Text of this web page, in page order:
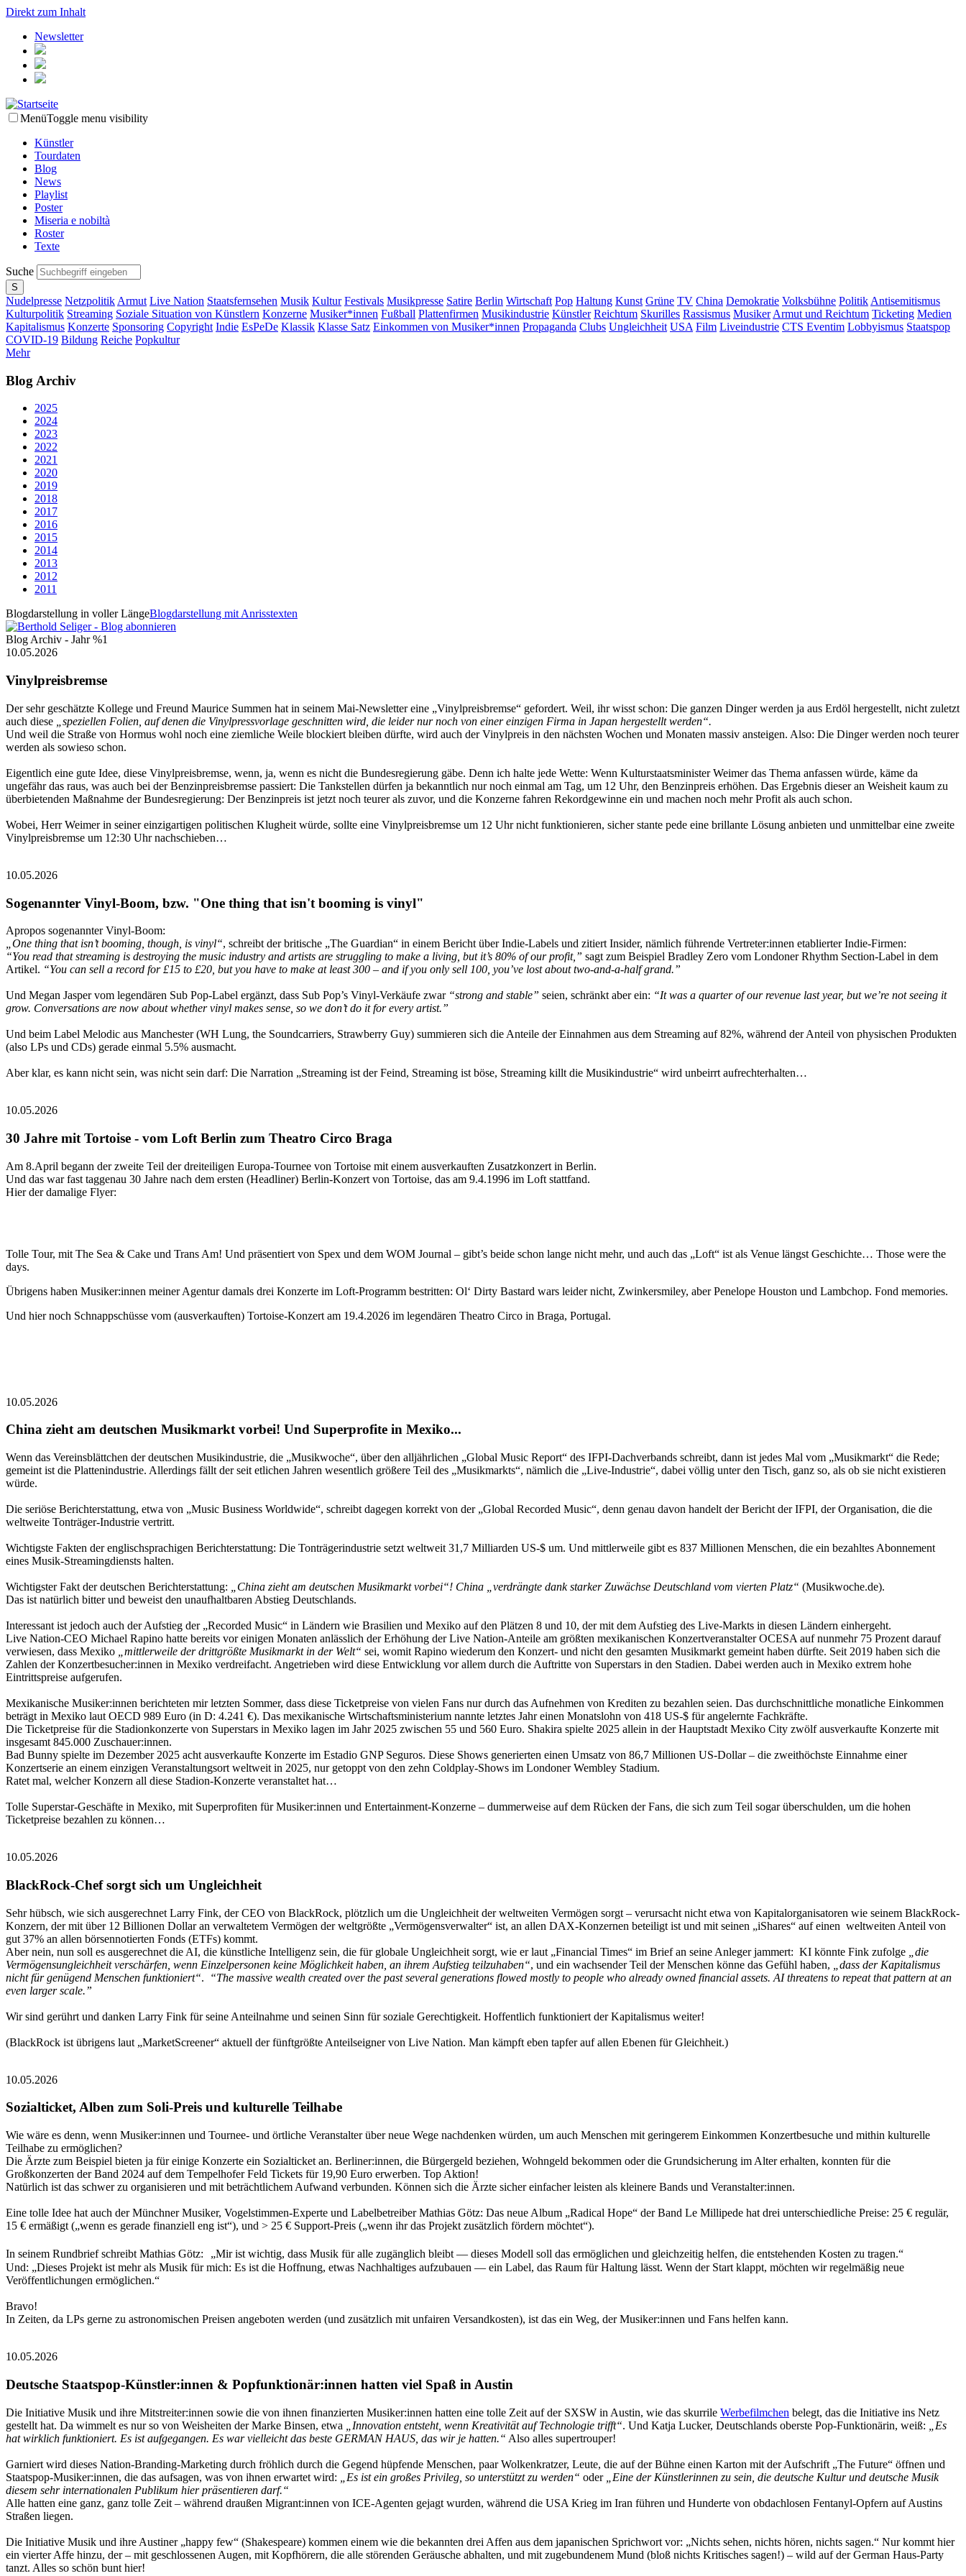
Direkt zum Inhalt
Newsletter
MenüToggle menu visibility
Künstler
Tourdaten
Blog
News
Playlist
Poster
Miseria e nobiltà
Roster
Texte
Suche
Nudelpresse Netzpolitik Armut Live Nation Staatsfernsehen Musik Kultur Festivals Musikpresse Satire Berlin Wirtschaft Pop Haltung Kunst Grüne TV China Demokratie Volksbühne Politik Antisemitismus
Kulturpolitik Streaming Soziale Situation von Künstlern Konzerne Musiker*innen Fußball Plattenfirmen Musikindustrie Künstler Reichtum Skurilles Rassismus Musiker Armut und Reichtum Ticketing Medien
Kapitalismus Konzerte Sponsoring Copyright Indie EsPeDe Klassik Klasse Satz Einkommen von Musiker*innen Propaganda Clubs Ungleichheit USA Film Liveindustrie CTS Eventim Lobbyismus Staatspop
COVID-19 Bildung Reiche Popkultur
Mehr
Blog Archiv
2025
2024
2023
2022
2021
2020
2019
2018
2017
2016
2015
2014
2013
2012
2011
Blogdarstellung in voller LängeBlogdarstellung mit Anrisstexten
Blog Archiv - Jahr %1
10.05.2026
Vinylpreisbremse
Der sehr geschätzte Kollege und Freund Maurice Summen hat in seinem Mai-Newsletter eine „Vinylpreisbremse“ gefordert. Weil, ihr wisst schon: Die ganzen Dinger werden ja aus Erdöl hergestellt, nicht zuletzt
auch diese
„speziellen Folien, auf denen die Vinylpressvorlage geschnitten wird, die leider nur noch von einer einzigen Firma in Japan hergestellt werden“.
Und weil die Straße von Hormus wohl noch eine ziemliche Weile blockiert bleiben dürfte, wird auch der Vinylpreis in den nächsten Wochen und Monaten massiv ansteigen. Also: Die Dinger werden noch teurer
werden als sowieso schon.
Eigentlich eine gute Idee, diese Vinylpreisbremse, wenn, ja, wenn es nicht die Bundesregierung gäbe. Denn ich halte jede Wette: Wenn Kulturstaatsminister Weimer das Thema anfassen würde, käme da
ungefähr das raus, was auch bei der Benzinpreisbremse passiert: Die Tankstellen dürfen ja bekanntlich nur noch einmal am Tag, um 12 Uhr, den Benzinpreis erhöhen. Das Ergebnis dieser an Weisheit kaum zu
überbietenden Maßnahme der Bundesregierung: Der Benzinpreis ist jetzt noch teurer als zuvor, und die Konzerne fahren Rekordgewinne ein und machen noch mehr Profit als auch schon.
Wobei, Herr Weimer in seiner einzigartigen politischen Klugheit würde, sollte eine Vinylpreisbremse um 12 Uhr nicht funktionieren, sicher stante pede eine brillante Lösung anbieten und unmittelbar eine zweite
Vinylpreisbremse um 12:30 Uhr nachschieben…
10.05.2026
Sogenannter Vinyl-Boom, bzw. "One thing that isn't booming is vinyl"
Apropos sogenannter Vinyl-Boom:
„One thing that isn’t booming, though, is vinyl“, schreibt der britische „The Guardian“ in einem Bericht über Indie-Labels und zitiert Insider, nämlich führende Vertreter:innen etablierter Indie-Firmen:
“You read that stream­ing is des­troy­ing the music industry and artists are strug­gling to make a liv­ing, but it’s 80% of our profit,” sagt zum Beispiel Bradley Zero vom Londoner Rhythm Section-Label in dem
Artikel. “You can sell a record for £15 to £20, but you have to make at least 300 – and if you only sell 100, you’ve lost about two-and-a-half grand.”
Und Megan Jasper vom legendären Sub Pop-Label ergänzt, dass Sub Pop’s Vinyl-Verkäufe zwar “strong and stable” seien, schränkt aber ein: “It was a quarter of our rev­enue last year, but we’re not see­ing it
grow. Con­ver­sa­tions are now about whether vinyl makes sense, so we don’t do it for every artist.”
Und beim Label Melodic aus Manchester (WH Lung, the Sound­car­ri­ers, Straw­berry Guy) summieren sich die Anteile der Einnahmen aus dem Streaming auf 82%, während der Anteil von physischen Produkten
(also LPs und CDs) gerade einmal 5.5% ausmacht.
Aber klar, es kann nicht sein, was nicht sein darf: Die Narration „Streaming ist der Feind, Streaming ist böse, Streaming killt die Musikindustrie“ wird unbeirrt aufrechterhalten…
10.05.2026
30 Jahre mit Tortoise - vom Loft Berlin zum Theatro Circo Braga
Am 8.April begann der zweite Teil der dreiteiligen Europa-Tournee von Tortoise mit einem ausverkauften Zusatzkonzert in Berlin.
Und das war fast taggenau 30 Jahre nach dem ersten (Headliner) Berlin-Konzert von Tortoise, das am 9.4.1996 im Loft stattfand.
Hier der damalige Flyer:
Tolle Tour, mit The Sea & Cake und Trans Am! Und präsentiert von Spex und dem WOM Journal – gibt’s beide schon lange nicht mehr, und auch das „Loft“ ist als Venue längst Geschichte… Those were the
days.
Übrigens haben Musiker:innen meiner Agentur damals drei Konzerte im Loft-Programm bestritten: Ol‘ Dirty Bastard wars leider nicht, Zwinkersmiley, aber Penelope Houston und Lambchop. Fond memories.
Und hier noch Schnappschüsse vom (ausverkauften) Tortoise-Konzert am 19.4.2026 im legendären Theatro Circo in Braga, Portugal.
10.05.2026
China zieht am deutschen Musikmarkt vorbei! Und Superprofite in Mexiko...
Wenn das Vereinsblättchen der deutschen Musikindustrie, die „Musikwoche“, über den alljährlichen „Global Music Report“ des IFPI-Dachverbands schreibt, dann ist jedes Mal vom „Musikmarkt“ die Rede;
gemeint ist die Plattenindustrie. Allerdings fällt der seit etlichen Jahren wesentlich größere Teil des „Musikmarkts“, nämlich die „Live-Industrie“, dabei völlig unter den Tisch, ganz so, als ob sie nicht existieren
würde.
Die seriöse Berichterstattung, etwa von „Music Business Worldwide“, schreibt dagegen korrekt von der „Global Recorded Music“, denn genau davon handelt der Bericht der IFPI, der Organisation, die die
weltweite Tonträger-Industrie vertritt.
Wichtigste Fakten der englischsprachigen Berichterstattung: Die Tonträgerindustrie setzt weltweit 31,7 Milliarden US-$ um. Und mittlerweile gibt es 837 Millionen Menschen, die ein bezahltes Abonnement
eines Musik-Streamingdiensts halten.
Wichtigster Fakt der deutschen Berichterstattung: „China zieht am deutschen Musikmarkt vorbei“! China „verdrängte dank starker Zuwächse Deutschland vom vierten Platz“ (Musikwoche.de).
Das ist natürlich bitter und beweist den unaufhaltbaren Abstieg Deutschlands.
Interessant ist jedoch auch der Aufstieg der „Recorded Music“ in Ländern wie Brasilien und Mexiko auf den Plätzen 8 und 10, der mit dem Aufstieg des Live-Markts in diesen Ländern einhergeht.
Live Nation-CEO Michael Rapino hatte bereits vor einigen Monaten anlässlich der Erhöhung der Live Nation-Anteile am größten mexikanischen Konzertveranstalter OCESA auf nunmehr 75 Prozent darauf
verwiesen, dass Mexiko
„mittlerweile der drittgrößte Musikmarkt in der Welt“ sei, womit Rapino wiederum den Konzert- und nicht den gesamten Musikmarkt gemeint haben dürfte. Seit 2019 haben sich die
Zahlen der Konzertbesucher:innen in Mexiko verdreifacht. Angetrieben wird diese Entwicklung vor allem durch die Auftritte von Superstars in den Stadien. Dabei werden auch in Mexiko extrem hohe
Eintrittspreise aufgerufen.
Mexikanische Musiker:innen berichteten mir letzten Sommer, dass diese Ticketpreise von vielen Fans nur durch das Aufnehmen von Krediten zu bezahlen seien. Das durchschnittliche monatliche Einkommen
beträgt in Mexiko laut OECD 989 Euro (in D: 4.241 €). Das mexikanische Wirtschaftsministerium nannte letztes Jahr einen Monatslohn von 418 US-$ für angelernte Fachkräfte.
Die Ticketpreise für die Stadionkonzerte von Superstars in Mexiko lagen im Jahr 2025 zwischen 55 und 560 Euro. Shakira spielte 2025 allein in der Hauptstadt Mexiko City zwölf ausverkaufte Konzerte mit
insgesamt 845.000 Zuschauer:innen.
Bad Bunny spielte im Dezember 2025 acht ausverkaufte Konzerte im Estadio GNP Seguros. Diese Shows generierten einen Umsatz von 86,7 Millionen US-Dollar – die zweithöchste Einnahme einer
Konzertserie an einem einzigen Veranstaltungsort weltweit in 2025, nur getoppt von den zehn Coldplay-Shows im Londoner Wembley Stadium.
Ratet mal, welcher Konzern all diese Stadion-Konzerte veranstaltet hat…
Tolle Superstar-Geschäfte in Mexiko, mit Superprofiten für Musiker:innen und Entertainment-Konzerne – dummerweise auf dem Rücken der Fans, die sich zum Teil sogar überschulden, um die hohen
Ticketpreise bezahlen zu können…
10.05.2026
BlackRock-Chef sorgt sich um Ungleichheit
Sehr hübsch, wie sich ausgerechnet Larry Fink, der CEO von BlackRock, plötzlich um die Ungleichheit der weltweiten Vermögen sorgt – verursacht nicht etwa von Kapitalorganisatoren wie seinem BlackRock-
Konzern, der mit über 12 Billionen Dollar an verwaltetem Vermögen der weltgrößte „Vermögensverwalter“ ist, an allen DAX-Konzernen beteiligt ist und mit seinen „iShares“ auf einen weltweiten Anteil von
gut 37% an allen börsennotierten Fonds (ETFs) kommt.
Aber nein, nun soll es ausgerechnet die AI, die künstliche Intelligenz sein, die für globale Ungleichheit sorgt, wie er laut „Financial Times“ im Brief an seine Anleger jammert: KI könnte Fink zufolge
„die
Vermögensungleichheit verschärfen, wenn Einzelpersonen keine Möglichkeit haben, an ihrem Aufstieg teilzuhaben“, und ein wachsender Teil der Menschen könne das Gefühl haben,
„dass der Kapitalismus
nicht für genügend Menschen funktioniert“.
“The massive wealth created over the past several generations flowed mostly to people who already owned financial assets. AI threatens to repeat that pattern at an
even larger scale.”
Wir sind gerührt und danken Larry Fink für seine Anteilnahme und seinen Sinn für soziale Gerechtigkeit. Hoffentlich funktioniert der Kapitalismus weiter!
(BlackRock ist übrigens laut „MarketScreener“ aktuell der fünftgrößte Anteilseigner von Live Nation. Man kämpft eben tapfer auf allen Ebenen für Gleichheit.)
10.05.2026
Sozialticket, Alben zum Soli-Preis und kulturelle Teilhabe
Wie wäre es denn, wenn Musiker:innen und Tournee- und örtliche Veranstalter über neue Wege nachdenken würden, um auch Menschen mit geringerem Einkommen Konzertbesuche und mithin kulturelle
Teilhabe zu ermöglichen?
Die Ärzte zum Beispiel bieten ja für einige Konzerte ein Sozialticket an. Berliner:innen, die Bürgergeld beziehen, Wohngeld bekommen oder die Grundsicherung im Alter erhalten, konnten für die
Großkonzerten der Band 2024 auf dem Tempelhofer Feld Tickets für 19,90 Euro erwerben. Top Aktion!
Natürlich ist das schwer zu organisieren und mit beträchtlichem Aufwand verbunden. Können sich die Ärzte sicher einfacher leisten als kleinere Bands und Veranstalter:innen.
Eine tolle Idee hat auch der Münchner Musiker, Vogelstimmen-Experte und Labelbetreiber Mathias Götz: Das neue Album „Radical Hope“ der Band Le Millipede hat drei unterschiedliche Preise: 25 € regulär,
15 € ermäßigt („wenn es gerade finanziell eng ist“), und > 25 € Support-Preis („wenn ihr das Projekt zusätzlich fördern möchtet“).
In seinem Rundbrief schreibt Mathias Götz: „Mir ist wichtig, dass Musik für alle zugänglich bleibt — dieses Modell soll das ermöglichen und gleichzeitig helfen, die entstehenden Kosten zu tragen.“
Und: „Dieses Projekt ist mehr als Musik für mich: Es ist die Hoffnung, etwas Nachhaltiges aufzubauen — ein Label, das Raum für Haltung lässt. Wenn der Start klappt, möchten wir regelmäßig neue
Veröffentlichungen ermöglichen.“
Bravo!
In Zeiten, da LPs gerne zu astronomischen Preisen angeboten werden (und zusätzlich mit unfairen Versandkosten), ist das ein Weg, der Musiker:innen und Fans helfen kann.
10.05.2026
Deutsche Staatspop-Künstler:innen & Popfunktionär:innen hatten viel Spaß in Austin
Die Initiative Musik und ihre Mitstreiter:innen sowie die von ihnen finanzierten Musiker:innen hatten eine tolle Zeit auf der SXSW in Austin, wie das skurrile Werbefilmchen belegt, das die Initiative ins Netz
gestellt hat. Da wimmelt es nur so von Weisheiten der Marke Binsen, etwa
„Innovation entsteht, wenn Kreativität auf Technologie trifft“. Und Katja Lucker, Deutschlands oberste Pop-Funktionärin, weiß:
„Es
hat wirklich funktioniert. Es ist aufgegangen. Es war vielleicht das beste GERMAN HAUS, das wir je hatten.“ Also alles supertrouper!
Garniert wird dieses Nation-Branding-Marketing durch fröhlich durch die Gegend hüpfende Menschen, paar Wolkenkratzer, Leute, die auf der Bühne einen Karton mit der Aufschrift „The Future“ öffnen und
Staatspop-Musiker:innen, die das aufsagen, was von ihnen erwartet wird:
„Es ist ein großes Privileg, so unterstützt zu werden“ oder
„Eine der Künstlerinnen zu sein, die deutsche Kultur und deutsche Musik
diesem sehr internationalen Publikum hier präsentieren darf.“
Alle hatten eine ganz, ganz tolle Zeit – während draußen Migrant:innen von ICE-Agenten gejagt wurden, während die USA Krieg im Iran führen und Hunderte von obdachlosen Fentanyl-Opfern auf Austins
Straßen liegen.
Die Initiative Musik und ihre Austiner „happy few“ (Shakespeare) kommen einem wie die bekannten drei Affen aus dem japanischen Sprichwort vor: „Nichts sehen, nichts hören, nichts sagen.“ Nur kommt hier
ein vierter Affe hinzu, der – mit geschlossenen Augen, mit Kopfhörern, die alle störenden Geräusche abhalten, und mit zugebundenem Mund (bloß nichts Kritisches sagen!) – wild auf der German Haus-Party
tanzt. Alles so schön bunt hier!